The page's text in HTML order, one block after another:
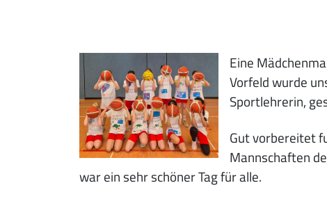
Eine
Vorfeld wurde
Sportlehrerin,
Gut vorbereitet
Mannschaften
war ein sehr schöner Tag für alle.